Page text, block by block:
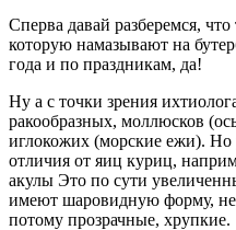
Сперва давай разберемся,
которую намазывают на
года и по праздникам, да!
Ну а с точки зрения
ракообразных, моллюсков
иглокожих (морские ежи). Но
отличия от яиц куриц,
акулы Это по сути
имеют шаровидную форму,
потому прозрачные, хрупкие.